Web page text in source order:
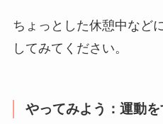
ちょっとした休憩中など
してみてください。
やってみよう：運動を